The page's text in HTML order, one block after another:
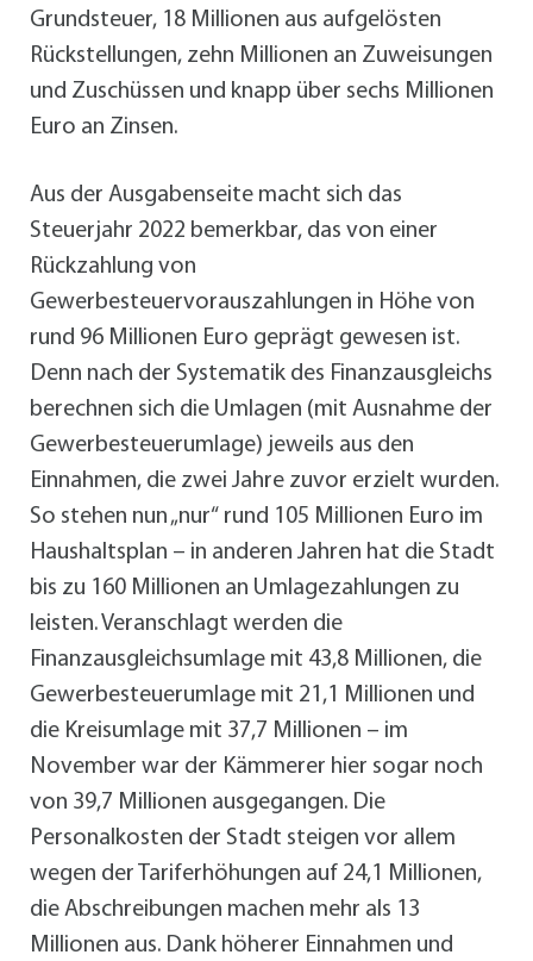
Grundsteuer, 18 Millionen aus aufgelösten
Rückstellungen, zehn Millionen an Zuweisungen
und Zuschüssen und knapp über sechs Millionen
Euro an Zinsen.
Aus der Ausgabenseite macht sich das
Steuerjahr 2022 bemerkbar, das von einer
Rückzahlung von
Gewerbesteuervorauszahlungen in Höhe von
rund 96 Millionen Euro geprägt gewesen ist.
Denn nach der Systematik des Finanzausgleichs
berechnen sich die Umlagen (mit Ausnahme der
Gewerbesteuerumlage) jeweils aus den
Einnahmen, die zwei Jahre zuvor erzielt wurden.
So stehen nun „nur“ rund 105 Millionen Euro im
Haushaltsplan – in anderen Jahren hat die Stadt
bis zu 160 Millionen an Umlagezahlungen zu
leisten. Veranschlagt werden die
Finanzausgleichsumlage mit 43,8 Millionen, die
Gewerbesteuerumlage mit 21,1 Millionen und
die Kreisumlage mit 37,7 Millionen – im
November war der Kämmerer hier sogar noch
von 39,7 Millionen ausgegangen. Die
Personalkosten der Stadt steigen vor allem
wegen der Tariferhöhungen auf 24,1 Millionen,
die Abschreibungen machen mehr als 13
Millionen aus. Dank höherer Einnahmen und